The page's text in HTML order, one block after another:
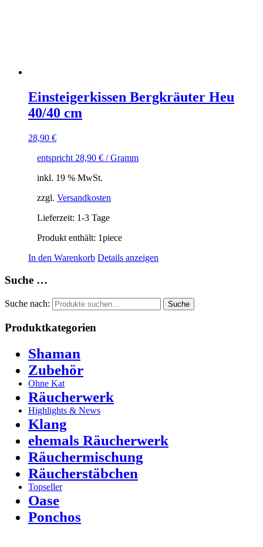
Einsteigerkissen Bergkräuter Heu
40/40 cm
28,90 €
entspricht 28,90 € / Gramm
inkl. 19 % MwSt.
zzgl. Versandkosten
Lieferzeit: 1-3 Tage
Produkt enthält: 1piece
In den Warenkorb Details anzeigen
Suche …
Suche nach: Suche
Produktkategorien
Shaman
Zubehör
Ohne Kat
Räucherwerk
Highlights & News
Klang
ehemals Räucherwerk
Räuchermischung
Räucherstäbchen
Topseller
Oase
Ponchos